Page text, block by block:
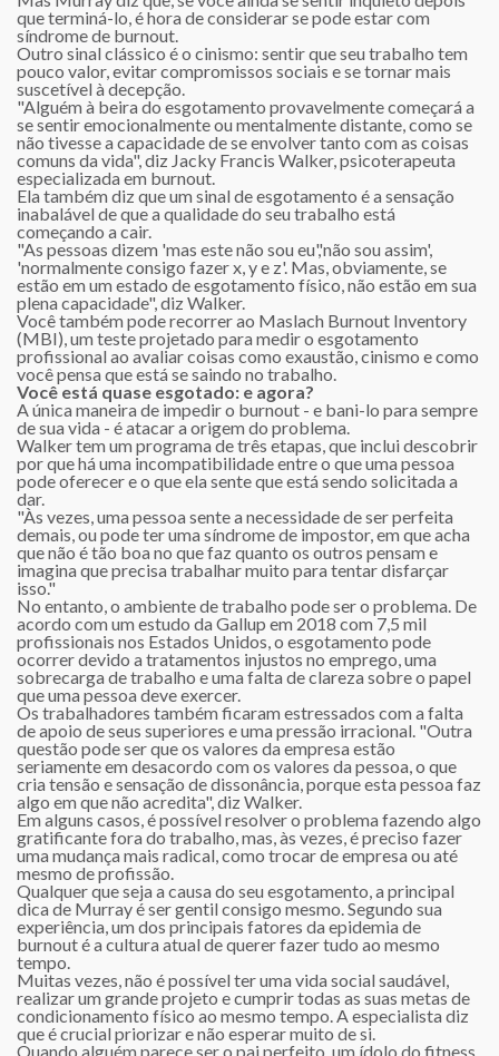
que terminá-lo, é hora de considerar se pode estar com
síndrome de burnout.
Outro sinal clássico é o cinismo: sentir que seu trabalho tem
pouco valor, evitar compromissos sociais e se tornar mais
suscetível à decepção.
"Alguém à beira do esgotamento provavelmente começará a
se sentir emocionalmente ou mentalmente distante, como se
não tivesse a capacidade de se envolver tanto com as coisas
comuns da vida", diz Jacky Francis Walker, psicoterapeuta
especializada em burnout.
Ela também diz que um sinal de esgotamento é a sensação
inabalável de que a qualidade do seu trabalho está
começando a cair.
"As pessoas dizem 'mas este não sou eu','não sou assim',
'normalmente consigo fazer x, y e z'. Mas, obviamente, se
estão em um estado de esgotamento físico, não estão em sua
plena capacidade", diz Walker.
Você também pode recorrer ao Maslach Burnout Inventory
(MBI), um teste projetado para medir o esgotamento
profissional ao avaliar coisas como exaustão, cinismo e como
você pensa que está se saindo no trabalho.
Você está quase esgotado: e agora?
A única maneira de impedir o burnout - e bani-lo para sempre
de sua vida - é atacar a origem do problema.
Walker tem um programa de três etapas, que inclui descobrir
por que há uma incompatibilidade entre o que uma pessoa
pode oferecer e o que ela sente que está sendo solicitada a
dar.
"Às vezes, uma pessoa sente a necessidade de ser perfeita
demais, ou pode ter uma síndrome de impostor, em que acha
que não é tão boa no que faz quanto os outros pensam e
imagina que precisa trabalhar muito para tentar disfarçar
isso."
No entanto, o ambiente de trabalho pode ser o problema. De
acordo com um estudo da Gallup em 2018 com 7,5 mil
profissionais nos Estados Unidos, o esgotamento pode
ocorrer devido a tratamentos injustos no emprego, uma
sobrecarga de trabalho e uma falta de clareza sobre o papel
que uma pessoa deve exercer.
Os trabalhadores também ficaram estressados com a falta
de apoio de seus superiores e uma pressão irracional. "Outra
questão pode ser que os valores da empresa estão
seriamente em desacordo com os valores da pessoa, o que
cria tensão e sensação de dissonância, porque esta pessoa faz
algo em que não acredita", diz Walker.
Em alguns casos, é possível resolver o problema fazendo algo
gratificante fora do trabalho, mas, às vezes, é preciso fazer
uma mudança mais radical, como trocar de empresa ou até
mesmo de profissão.
Qualquer que seja a causa do seu esgotamento, a principal
dica de Murray é ser gentil consigo mesmo. Segundo sua
experiência, um dos principais fatores da epidemia de
burnout é a cultura atual de querer fazer tudo ao mesmo
tempo.
Muitas vezes, não é possível ter uma vida social saudável,
realizar um grande projeto e cumprir todas as suas metas de
condicionamento físico ao mesmo tempo. A especialista diz
que é crucial priorizar e não esperar muito de si.
Quando alguém parece ser o pai perfeito, um ídolo do fitness